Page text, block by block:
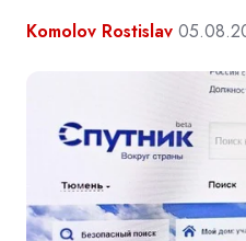
Komolov Rostislav